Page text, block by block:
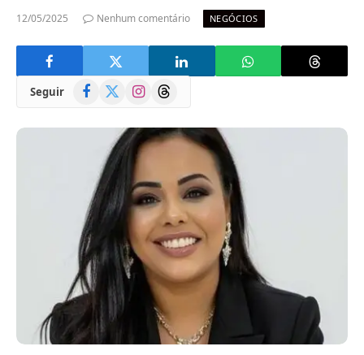
12/05/2025 Nenhum comentário NEGÓCIOS
Seguir Facebook
(Twitter)
InstagramThreads